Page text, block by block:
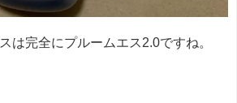
は完全にプルームエス2.0ですね。